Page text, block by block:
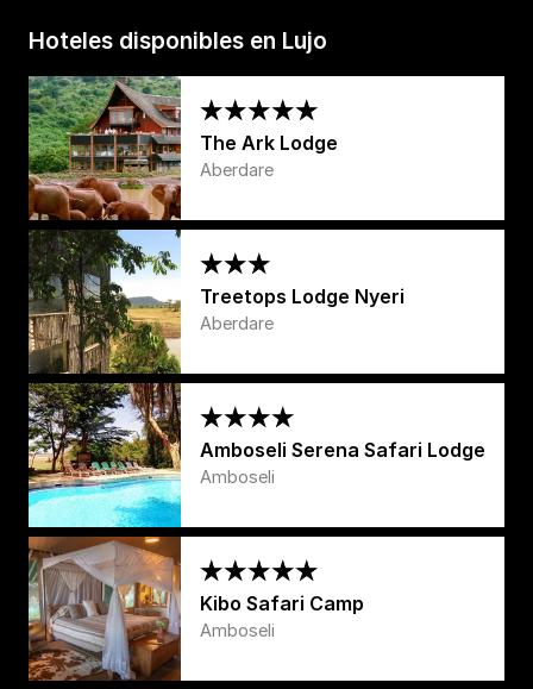
Hoteles disponibles en Lujo
The Ark Lodge
Aberdare
Treetops Lodge Nyeri
Aberdare
Amboseli Serena Safari Lodge
Amboseli
Kibo Safari Camp
Amboseli